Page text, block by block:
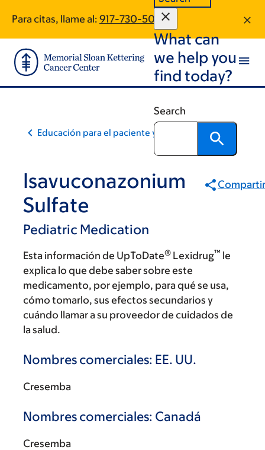
main
content
footer
Para citas, llame al: 917-730-5059
What can
we help you
find today?
Search
Educación para el paciente y la comunidad
Isavuconazonium
Sulfate
Pediatric Medication
Compartir
Esta información de UpToDate® Lexidrug™ le
explica lo que debe saber sobre este
medicamento, por ejemplo, para qué se usa,
cómo tomarlo, sus efectos secundarios y
cuándo llamar a su proveedor de cuidados de
la salud.
Nombres comerciales: EE. UU.
Cresemba
Nombres comerciales: Canadá
Cresemba